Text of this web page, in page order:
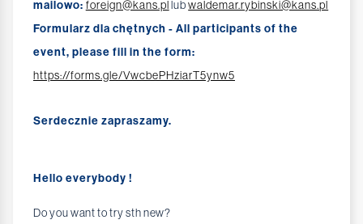
mailowo: foreign@kans.pllubwaldemar.rybinski@kans.pl
Formularz dla chętnych - All participants of the
event, please fill in the form:
https://forms.gle/VwcbePHziarT5ynw5
Serdecznie zapraszamy.
Hello everybody !
Do you want to try sth new?